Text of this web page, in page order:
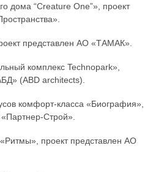
дома “Creature One”», проект
представлен АО «ТАМАК».
комплекс Technopark»,
(ABD architects).
комфорт-класса «Биография»,
Строй».
проект представлен АО